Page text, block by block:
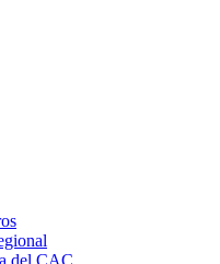
del CAC